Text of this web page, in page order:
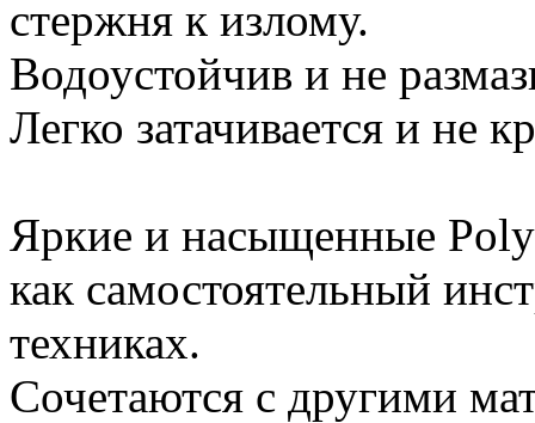
стержня к излому.
Водоустойчив и не
Легко затачивается и не
Яркие и насыщенные
как самостоятельный
техниках.
Сочетаются с другими